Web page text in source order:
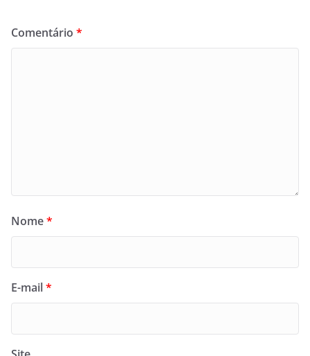
Comentário *
Nome*
E-mail*